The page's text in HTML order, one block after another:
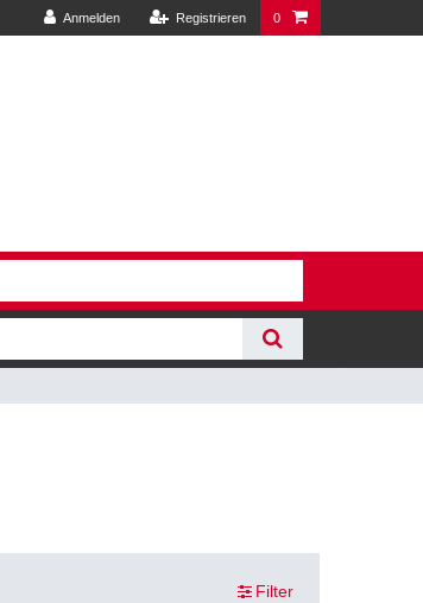
Anmelden Registrieren 0
Filter